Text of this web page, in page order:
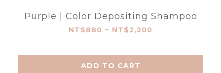
Purple | Color Depositing Shampoo
NT$880 ~ NT$2,200
ADD TO CART